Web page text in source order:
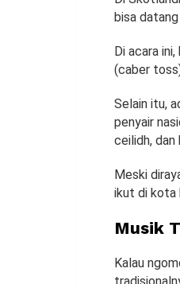
bisa
Di acara
(caber
Selain itu,
penyair
ceilidh, dan
Meski
ikut di kota
Musik
Kalau